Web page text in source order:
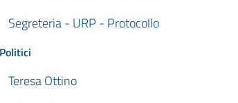
Segreteria - URP - Protocollo
Teresa Ottino